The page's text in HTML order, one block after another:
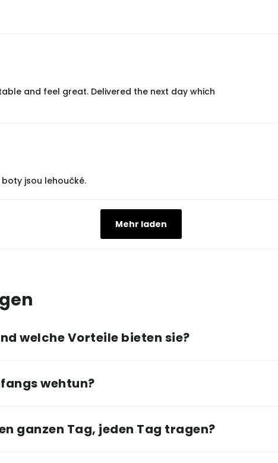
and feel great. Delivered the next day which
jsou lehoučké.
Mehr laden
welche Vorteile bieten sie?
wehtun?
ganzen Tag, jeden Tag tragen?